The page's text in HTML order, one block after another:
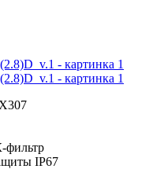
фильтр
IР67